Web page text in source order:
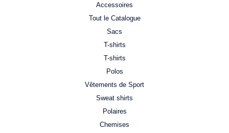
Accessoires
Tout le Catalogue
Sacs
T-shirts
T-shirts
Polos
Vêtements de Sport
Sweat shirts
Polaires
Chemises